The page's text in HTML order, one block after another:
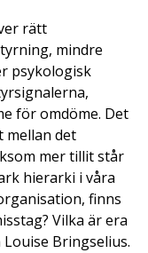
rätt
mindre
psykologisk
för omdöme. Det
mellan det
mer tillit står
hierarki i våra
finns
Vilka är era
Bringselius.